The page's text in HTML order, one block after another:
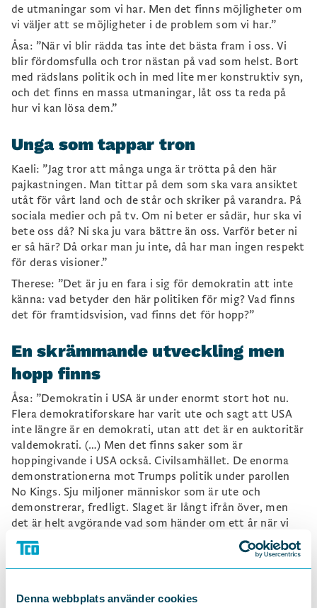
Denna webbplats använder cookies
de utmaningar som vi har. Men det finns möjligheter om
vi väljer att se möjligheter i de problem som vi har.”
Åsa: ”När vi blir rädda tas inte det bästa fram i oss. Vi
blir fördomsfulla och tror nästan på vad som helst. Bort
med rädslans politik och in med lite mer konstruktiv syn,
och det finns en massa utmaningar, låt oss ta reda på
hur vi kan lösa dem.”
Unga som tappar tron
Kaeli: ”Jag tror att många unga är trötta på den här
pajkastningen. Man tittar på dem som ska vara ansiktet
utåt för vårt land och de står och skriker på varandra. På
sociala medier och på tv. Om ni beter er sådär, hur ska vi
bete oss då? Ni ska ju vara bättre än oss. Varför beter ni
er så här? Då orkar man ju inte, då har man ingen respekt
för deras visioner.”
Therese: ”Det är ju en fara i sig för demokratin att inte
känna: vad betyder den här politiken för mig? Vad finns
det för framtidsvision, vad finns det för hopp?”
En skrämmande utveckling men
hopp finns
Åsa: ”Demokratin i USA är under enormt stort hot nu.
Flera demokratiforskare har varit ute och sagt att USA
inte längre är en demokrati, utan att det är en auktoritär
valdemokrati. (…) Men det finns saker som är
hoppingivande i USA också. Civilsamhället. De enorma
demonstrationerna mot Trumps politik under parollen
No Kings. Sju miljoner människor som är ute och
demonstrerar, fredligt. Slaget är långt ifrån över, men
det är helt avgörande vad som händer om ett år när vi
har halvtidsval 2026.”